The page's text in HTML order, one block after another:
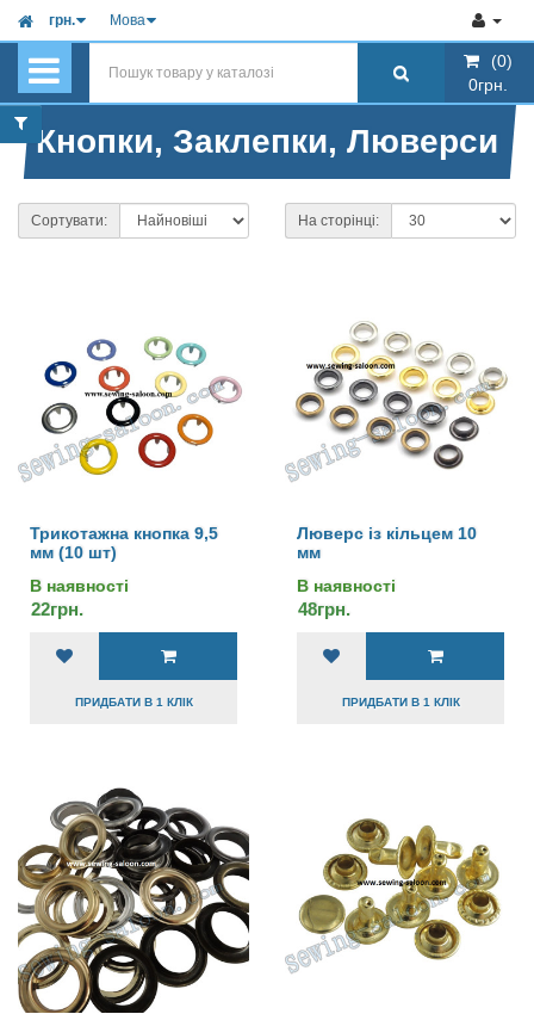
грн. Мова
0грн.
(0)
0грн.
Кнопки, Заклепки, Люверси
Сортувати: На сторінці:
Трикотажна кнопка 9,5
мм (10 шт)
В наявності
22грн.
ПРИДБАТИ В 1 КЛІК
Люверс із кільцем 10
мм
В наявності
48грн.
ПРИДБАТИ В 1 КЛІК